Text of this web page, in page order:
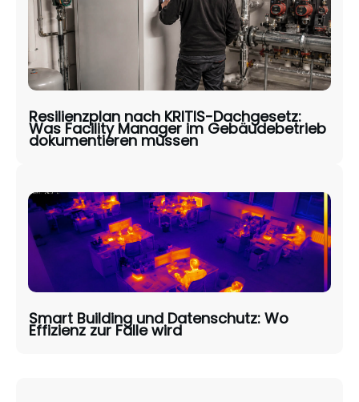
Resilienzplan nach KRITIS-Dachgesetz:
Was Facility Manager im Gebäudebetrieb
dokumentieren müssen
Smart Building und Datenschutz: Wo
Effizienz zur Falle wird